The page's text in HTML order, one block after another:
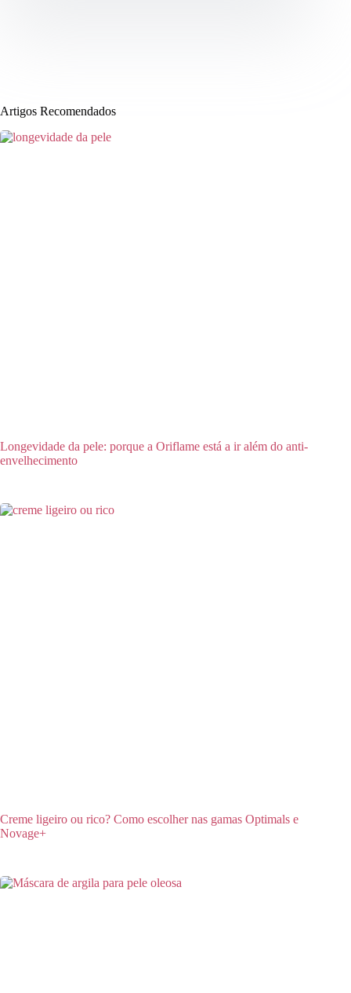
Artigos Recomendados
Longevidade da pele: porque a Oriflame está a ir além do anti-
envelhecimento
Creme ligeiro ou rico? Como escolher nas gamas Optimals e
Novage+